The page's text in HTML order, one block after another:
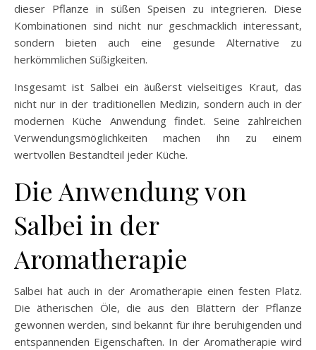
dieser Pflanze in süßen Speisen zu integrieren. Diese
Kombinationen sind nicht nur geschmacklich interessant,
sondern bieten auch eine gesunde Alternative zu
herkömmlichen Süßigkeiten.
Insgesamt ist Salbei ein äußerst vielseitiges Kraut, das
nicht nur in der traditionellen Medizin, sondern auch in der
modernen Küche Anwendung findet. Seine zahlreichen
Verwendungsmöglichkeiten machen ihn zu einem
wertvollen Bestandteil jeder Küche.
Die Anwendung von
Salbei in der
Aromatherapie
Salbei hat auch in der Aromatherapie einen festen Platz.
Die ätherischen Öle, die aus den Blättern der Pflanze
gewonnen werden, sind bekannt für ihre beruhigenden und
entspannenden Eigenschaften. In der Aromatherapie wird